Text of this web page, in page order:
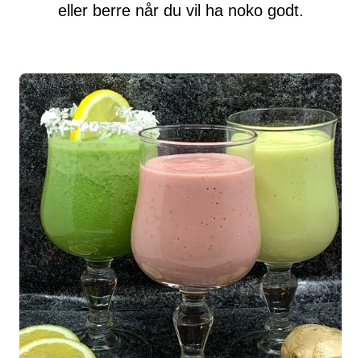
eller berre når du vil ha noko godt.